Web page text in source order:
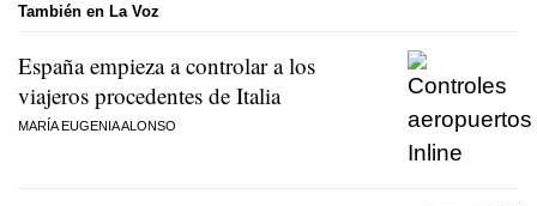
También en La Voz
España empieza a controlar a los
viajeros procedentes de Italia
MARÍA EUGENIA ALONSO